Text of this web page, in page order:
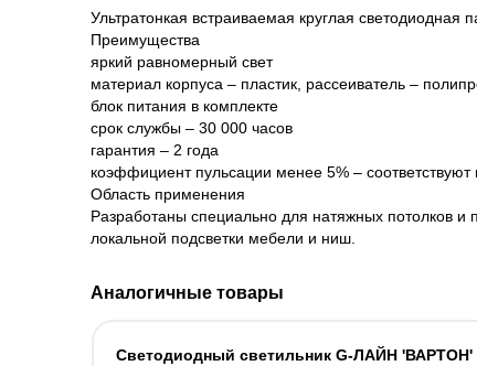
Ультратонкая встраиваемая круглая светодиодная
Преимущества
яркий равномерный свет
материал корпуса – пластик, рассеиватель –
блок питания в комплекте
срок службы – 30 000 часов
гарантия – 2 года
коэффициент пульсации менее 5% –
Область применения
Разработаны специально для натяжных потолков
локальной подсветки мебели и ниш.
Аналогичные товары
Светодиодный светильник G-ЛАЙН 'ВАРТОН'